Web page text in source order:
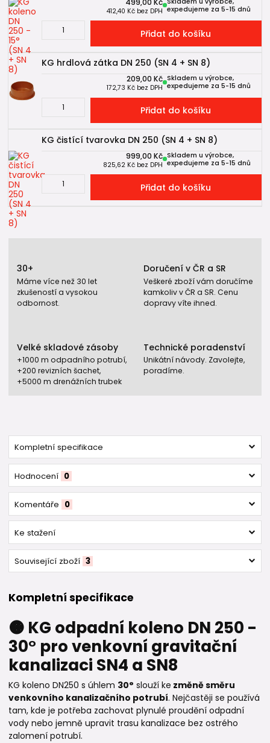
412,40 Kč bez DPH expedujeme za 5-15 dnů
Přidat do košíku
KG hrdlová zátka DN 250 (SN 4 + SN 8)
209,00 Kč
172,73 Kč bez DPH
Skladem u výrobce,
expedujeme za 5-15 dnů
Přidat do košíku
KG čistící tvarovka DN 250 (SN 4 + SN 8)
999,00 Kč
825,62 Kč bez DPH
Skladem u výrobce,
expedujeme za 5-15 dnů
Přidat do košíku
30+
Máme více než 30 let
zkušeností a vysokou
odbornost.
Doručení v ČR a SR
Veškeré zboží vám doručíme
kamkoliv v ČR a SR. Cenu
dopravy víte ihned.
Velké skladové zásoby
+1000 m odpadního potrubí,
+200 revizních šachet,
+5000 m drenážních trubek
Technické poradenství
Unikátní návody. Zavolejte,
poradíme.
Kompletní specifikace
Hodnocení 0
Komentáře 0
Ke stažení
Související zboží 3
Kompletní specifikace
🟠 KG odpadní koleno DN 250 -
30° pro venkovní gravitační
kanalizaci SN4 a SN8
KG koleno DN250 s úhlem 30° slouží ke změně směru
venkovního kanalizačního potrubí. Nejčastěji se používá
tam, kde je potřeba zachovat plynulé proudění odpadní
vody nebo jemně upravit trasu kanalizace bez ostrého
zalomení potrubí.